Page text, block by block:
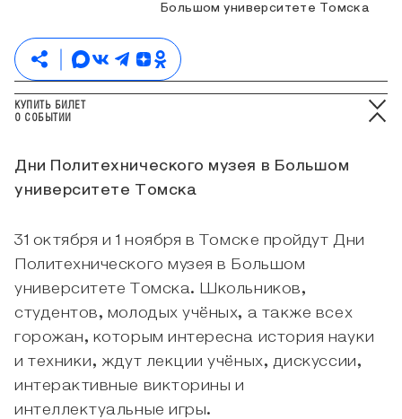
Большом университете Томска
О СОБЫТИИ
Дни Политехнического музея в Большом
университете Томска
31 октября и 1 ноября в Томске пройдут Дни
Политехнического музея в Большом
университете Томска. Школьников,
студентов, молодых учёных, а также всех
горожан, которым интересна история науки
и техники, ждут лекции учёных, дискуссии,
интерактивные викторины и
интеллектуальные игры.
КУПИТЬ БИЛЕТ